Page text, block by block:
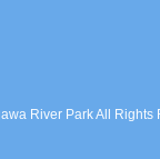
River Park All Rights